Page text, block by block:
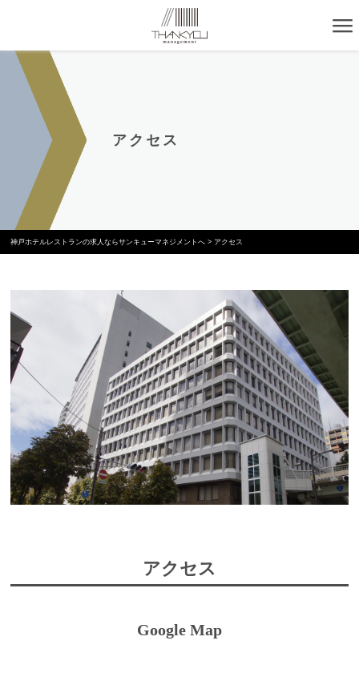
アクセス
神戸ホテルレストランの求人ならサンキューマネジメントへ > アクセス
アクセス
Google Map